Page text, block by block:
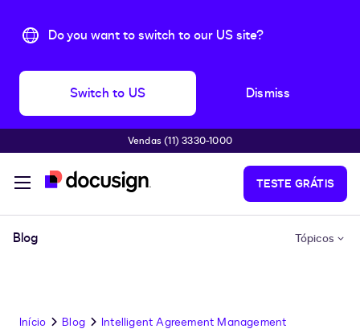
Do you want to switch to our US site?
Switch to US Dismiss
Pular para o conteúdo principal
Vendas (11) 3330-1000
TESTE GRÁTIS
Blog Tópicos
Início Blog Intelligent Agreement Management